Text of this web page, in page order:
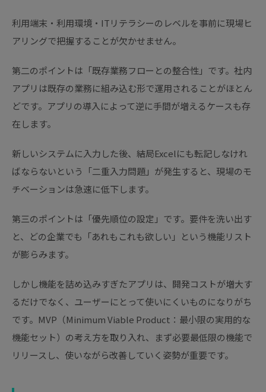
利用端末・利用環境・ITリテラシーのレベルを事前に現場ヒ
アリングで把握することが欠かせません。
第二のポイントは「既存業務フローとの整合性」です。社内
アプリは既存の業務に組み込む形で運用されることがほとん
どです。アプリの導入によって逆に手間が増えるケースも存
在します。
新しいシステムに入力した後、結局Excelにも転記しなけれ
ばならないという「二重入力問題」が発生すると、現場のモ
チベーションは急速に低下します。
第三のポイントは「優先順位の設定」です。要件を洗い出す
と、どの企業でも「あれもこれも欲しい」という機能リスト
が膨らみます。
しかし機能を詰め込みすぎたアプリは、開発コストが増大す
るだけでなく、ユーザーにとって使いにくいものになりがち
です。MVP（Minimum Viable Product：最小限の実用的な
機能セット）の考え方を取り入れ、まず必要最低限の機能で
リリースし、使いながら改善していく姿勢が重要です。